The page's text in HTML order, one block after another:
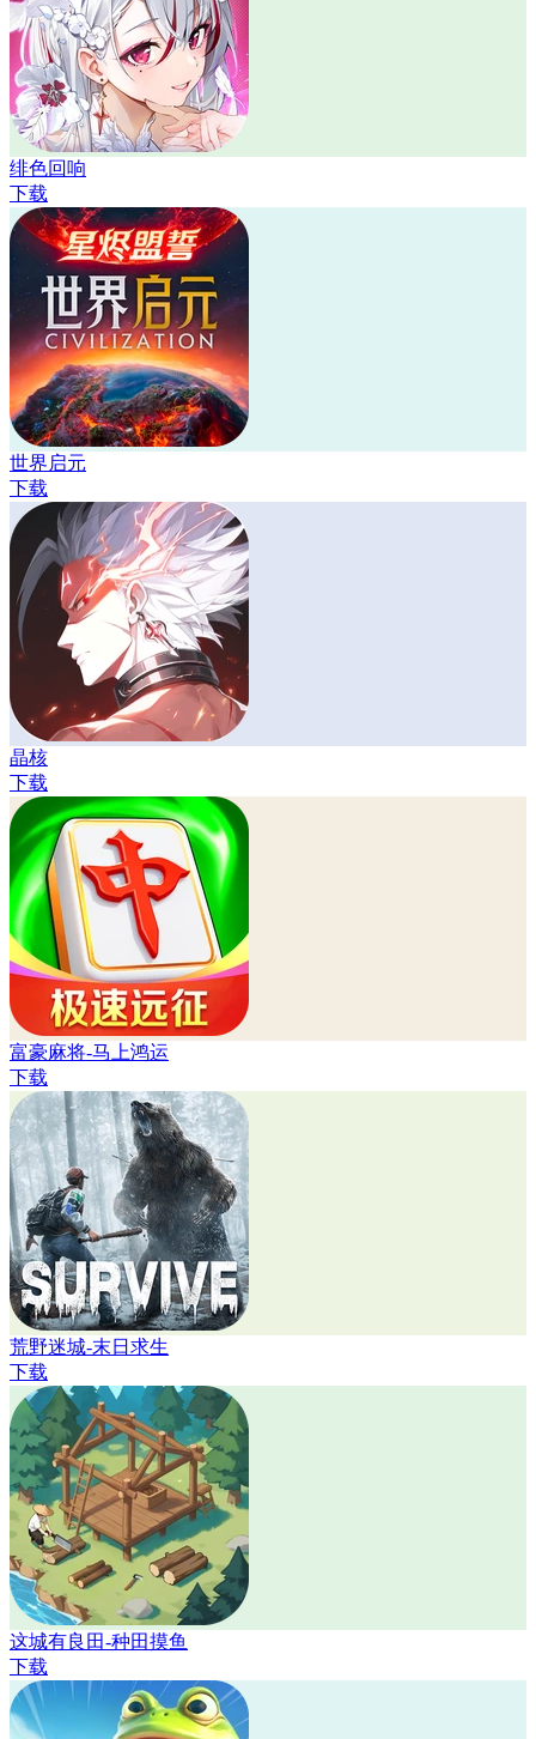
绯色回响
下载
世界启元
下载
晶核
下载
富豪麻将-马上鸿运
下载
荒野迷城-末日求生
下载
这城有良田-种田摸鱼
下载